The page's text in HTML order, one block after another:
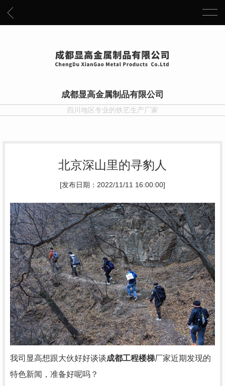
成都显高金属制品有限公司
四川地区专业的铁艺生产厂家
北京深山里的寻豹人
[发布日期：2022/11/11 16:00:00]
我司显高想跟大伙好好谈谈成都工程楼梯厂家近期发现的
特色新闻，准备好呢吗？